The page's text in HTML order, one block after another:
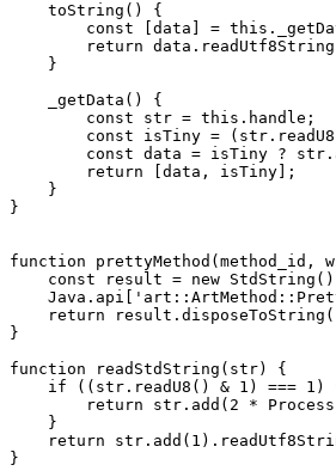
    toString() {
const [data] =
return
    }
    _getData() {
        const str = this.handle;
const isTiny =
const data = isTiny ?
        return [data, isTiny];
    }
}
function prettyMethod(method_id,
const result = new
return
}
function readStdString(str) {
if ((str.readU8() & 1) === 1)
return str.add(2 *
    }
return
}